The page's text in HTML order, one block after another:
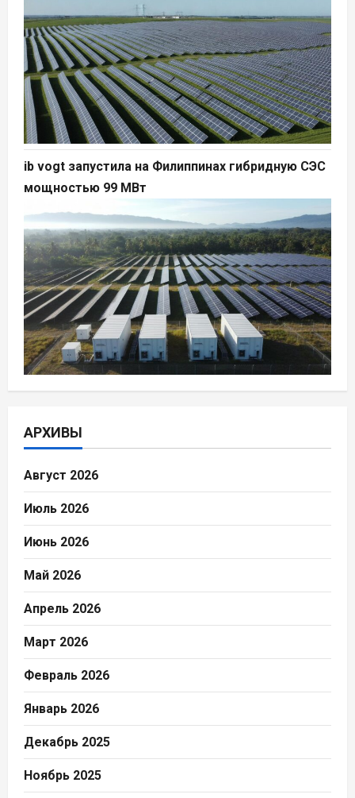
ib vogt запустила на Филиппинах гибридную СЭС
мощностью 99 МВт
АРХИВЫ
Август 2026
Июль 2026
Июнь 2026
Май 2026
Апрель 2026
Март 2026
Февраль 2026
Январь 2026
Декабрь 2025
Ноябрь 2025